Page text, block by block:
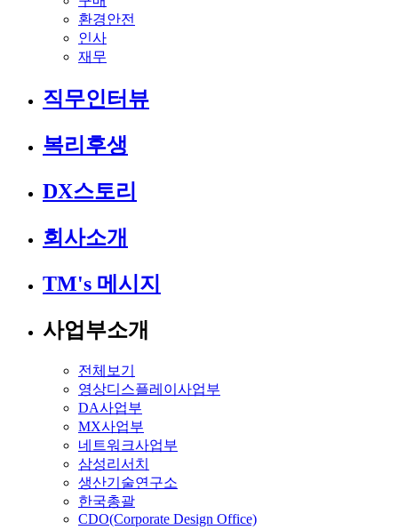
환경안전
인사
재무
직무인터뷰
복리후생
DX스토리
회사소개
TM's 메시지
사업부소개
전체보기
영상디스플레이사업부
DA사업부
MX사업부
네트워크사업부
삼성리서치
생산기술연구소
한국총괄
CDO(Corporate Design Office)